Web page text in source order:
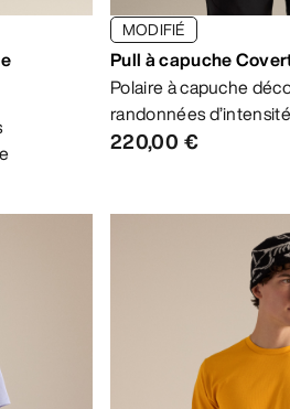
MODIFIÉ
Pull à capuche
Polaire à capuche
randonnées
220,00 €